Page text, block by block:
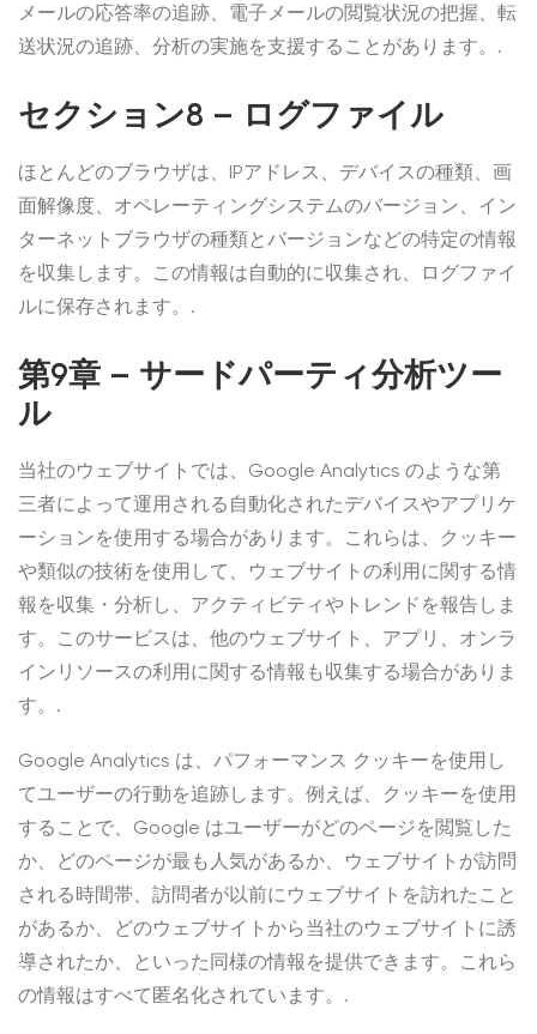
メールの応答率の追跡、電子メールの閲覧状況の把握、転
送状況の追跡、分析の実施を支援することがあります。.
セクション8 – ログファイル
ほとんどのブラウザは、IPアドレス、デバイスの種類、画
面解像度、オペレーティングシステムのバージョン、イン
ターネットブラウザの種類とバージョンなどの特定の情報
を収集します。この情報は自動的に収集され、ログファイ
ルに保存されます。.
第9章 – サードパーティ分析ツー
ル
当社のウェブサイトでは、Google Analytics のような第
三者によって運用される自動化されたデバイスやアプリケ
ーションを使用する場合があります。これらは、クッキー
や類似の技術を使用して、ウェブサイトの利用に関する情
報を収集・分析し、アクティビティやトレンドを報告しま
す。このサービスは、他のウェブサイト、アプリ、オンラ
インリソースの利用に関する情報も収集する場合がありま
す。.
Google Analytics は、パフォーマンス クッキーを使用し
てユーザーの行動を追跡します。例えば、クッキーを使用
することで、Google はユーザーがどのページを閲覧した
か、どのページが最も人気があるか、ウェブサイトが訪問
される時間帯、訪問者が以前にウェブサイトを訪れたこと
があるか、どのウェブサイトから当社のウェブサイトに誘
導されたか、といった同様の情報を提供できます。これら
の情報はすべて匿名化されています。.